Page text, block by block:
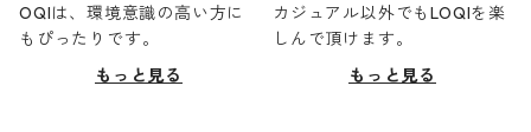
OQIは、環境意識の高い方に
もぴったりです。
もっと見る
カジュアル以外でもLOQIを楽
しんで頂けます。
もっと見る